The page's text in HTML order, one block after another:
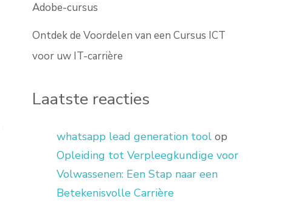
Adobe-cursus
Ontdek de Voordelen van een Cursus ICT
voor uw IT-carrière
Laatste reacties
whatsapp lead generation tool op
Opleiding tot Verpleegkundige voor
Volwassenen: Een Stap naar een
Betekenisvolle Carrière